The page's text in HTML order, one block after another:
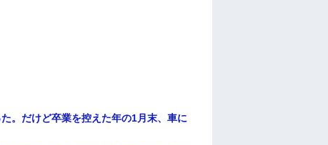
。だけど卒業を控えた年の1月末、車に